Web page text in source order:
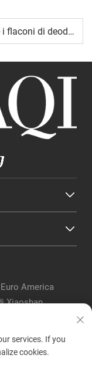
Perché i flaconi di deodorante hanno bisogno di una chiusura sicura?
America
Xiaoshan,
services. If you
cookies.